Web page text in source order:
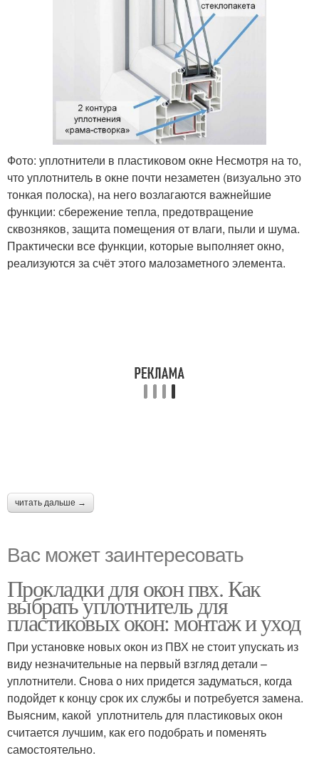
Фото: уплотнители в пластиковом окне Несмотря на то,
что уплотнитель в окне почти незаметен (визуально это
тонкая полоска), на него возлагаются важнейшие
функции: сбережение тепла, предотвращение
сквозняков, защита помещения от влаги, пыли и шума.
Практически все функции, которые выполняет окно,
реализуются за счёт этого малозаметного элемента.
читать дальше →
Вас может заинтересовать
Прокладки для окон пвх. Как
выбрать уплотнитель для
пластиковых окон: монтаж и уход
При установке новых окон из ПВХ не стоит упускать из
виду незначительные на первый взгляд детали –
уплотнители. Снова о них придется задуматься, когда
подойдет к концу срок их службы и потребуется замена.
Выясним, какой уплотнитель для пластиковых окон
считается лучшим, как его подобрать и поменять
самостоятельно.